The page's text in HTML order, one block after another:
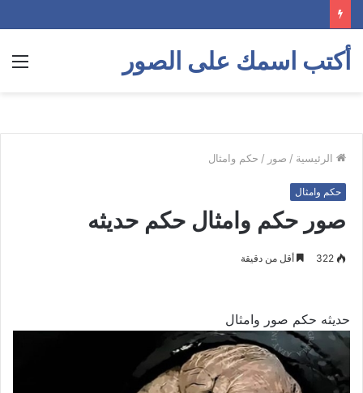
أكتب اسمك على الصور
الرئيسية / صور / حكم وامثال
حكم وامثال
صور حكم وامثال حكم حديثه
322 أقل من دقيقة
حديثه حكم صور وامثال